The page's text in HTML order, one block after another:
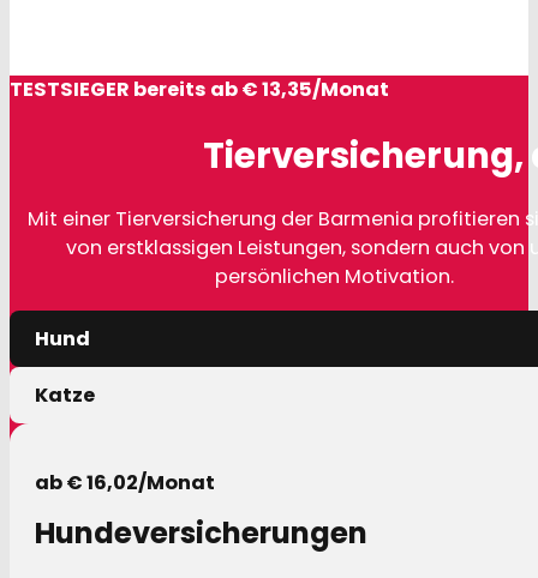
TESTSIEGER bereits ab € 13,35/Monat
Tierversicherung,
Mit einer Tierversicherung der Barmenia profitieren
von erstklassigen Leistungen, sondern auch von
persönlichen Motivation.
Hund
Katze
ab € 16,02/Monat
Hundeversicherungen